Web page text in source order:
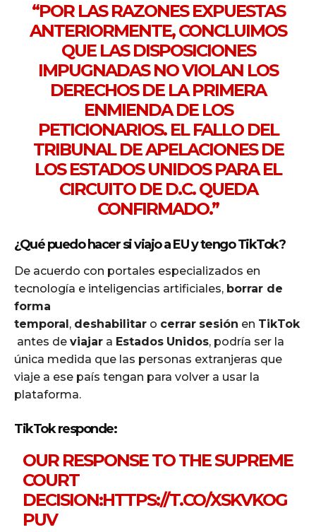
“POR LAS RAZONES EXPUESTAS
ANTERIORMENTE, CONCLUIMOS
QUE LAS DISPOSICIONES
IMPUGNADAS NO VIOLAN LOS
DERECHOS DE LA PRIMERA
ENMIENDA DE LOS
PETICIONARIOS. EL FALLO DEL
TRIBUNAL DE APELACIONES DE
LOS ESTADOS UNIDOS PARA EL
CIRCUITO DE D.C. QUEDA
CONFIRMADO.”
¿Qué puedo hacer si viajo a EU y tengo TikTok?
De acuerdo con portales especializados en
tecnología e inteligencias artificiales, borrar de
forma
temporal , deshabilitar o cerrar sesión en TikTok
antes de viajar a Estados Unidos, podría ser la
única medida que las personas extranjeras que
viaje a ese país tengan para volver a usar la
plataforma.
TikTok responde:
OUR RESPONSE TO THE SUPREME
COURT
DECISION:HTTPS://T.CO/XSKVKOG
PUV